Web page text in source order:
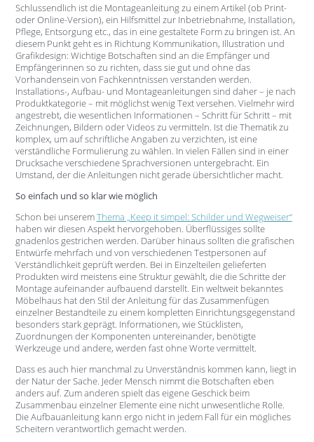
Schlussendlich ist die Montageanleitung zu einem Artikel (ob Print-
oder Online-Version), ein Hilfsmittel zur Inbetriebnahme, Installation,
Pflege, Entsorgung etc., das in eine gestaltete Form zu bringen ist. An
diesem Punkt geht es in Richtung Kommunikation, Illustration und
Grafikdesign: Wichtige Botschaften sind an die Empfänger und
Empfängerinnen so zu richten, dass sie gut und ohne das
Vorhandensein von Fachkenntnissen verstanden werden.
Installations-, Aufbau- und Montageanleitungen sind daher – je nach
Produktkategorie – mit möglichst wenig Text versehen. Vielmehr wird
angestrebt, die wesentlichen Informationen – Schritt für Schritt – mit
Zeichnungen, Bildern oder Videos zu vermitteln. Ist die Thematik zu
komplex, um auf schriftliche Angaben zu verzichten, ist eine
verständliche Formulierung zu wählen. In vielen Fällen sind in einer
Drucksache verschiedene Sprachversionen untergebracht. Ein
Umstand, der die Anleitungen nicht gerade übersichtlicher macht.
So einfach und so klar wie möglich
Schon bei unseremThema „Keep it simpel: Schilder und Wegweiser“
haben wir diesen Aspekt hervorgehoben. Überflüssiges sollte
gnadenlos gestrichen werden. Darüber hinaus sollten die grafischen
Entwürfe mehrfach und von verschiedenen Testpersonen auf
Verständlichkeit geprüft werden. Bei in Einzelteilen gelieferten
Produkten wird meistens eine Struktur gewählt, die die Schritte der
Montage aufeinander aufbauend darstellt. Ein weltweit bekanntes
Möbelhaus hat den Stil der Anleitung für das Zusammenfügen
einzelner Bestandteile zu einem kompletten Einrichtungsgegenstand
besonders stark geprägt. Informationen, wie Stücklisten,
Zuordnungen der Komponenten untereinander, benötigte
Werkzeuge und andere, werden fast ohne Worte vermittelt.
Dass es auch hier manchmal zu Unverständnis kommen kann, liegt in
der Natur der Sache. Jeder Mensch nimmt die Botschaften eben
anders auf. Zum anderen spielt das eigene Geschick beim
Zusammenbau einzelner Elemente eine nicht unwesentliche Rolle.
Die Aufbauanleitung kann ergo nicht in jedem Fall für ein mögliches
Scheitern verantwortlich gemacht werden.